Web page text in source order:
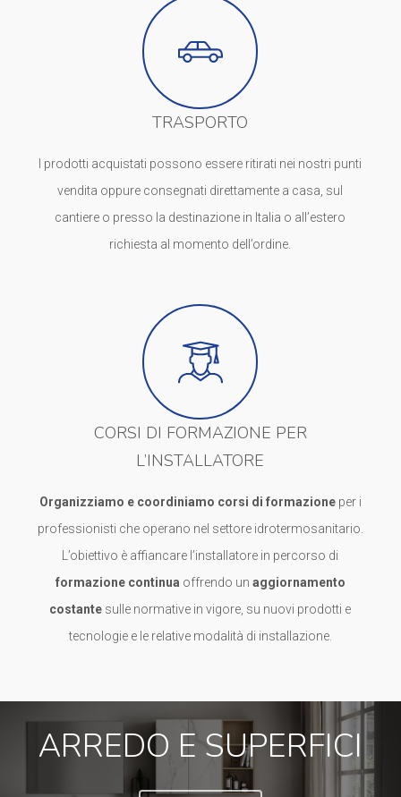
TRASPORTO
I prodotti acquistati possono essere ritirati nei nostri punti
vendita oppure consegnati direttamente a casa, sul
cantiere o presso la destinazione in Italia o all’estero
richiesta al momento dell’ordine.
CORSI DI FORMAZIONE PER
L’INSTALLATORE
Organizziamo e coordiniamo corsi di formazioneper i
professionisti che operano nel settore idrotermosanitario.
L’obiettivo è affiancare l’installatore in percorso di
formazione continua offrendo un aggiornamento
costante sulle normative in vigore, su nuovi prodotti e
tecnologie e le relative modalità di installazione.
ARREDO E SUPERFICI